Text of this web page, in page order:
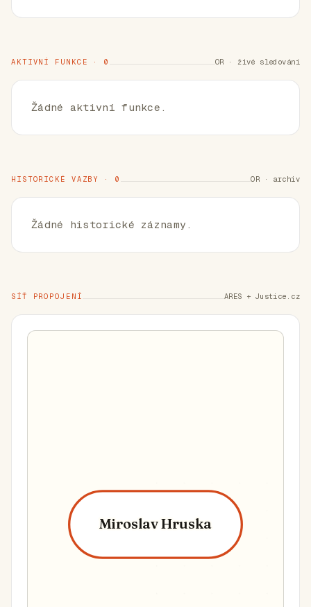
AKTIVNÍ FUNKCE · 0 OR · živé sledování
Žádné aktivní funkce.
HISTORICKÉ VAZBY · 0 OR · archiv
Žádné historické záznamy.
SÍŤ PROPOJENÍ ARES + Justice.cz
Miroslav Hruska